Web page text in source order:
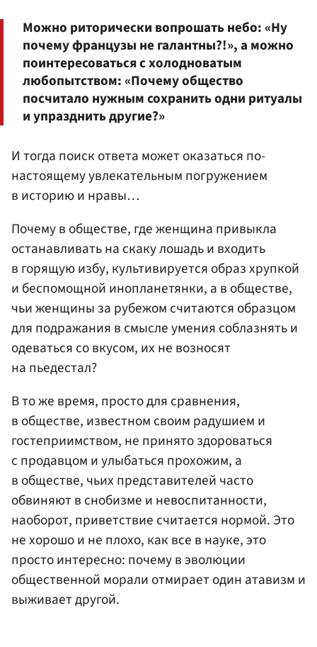
Можно риторически вопрошать небо: «Ну
почему французы не галантны?!», а можно
поинтересоваться с холодноватым
любопытством: «Почему общество
посчитало нужным сохранить одни ритуалы
и упразднить другие?»
И тогда поиск ответа может оказаться по-
настоящему увлекательным погружением
в историю и нравы…
Почему в обществе, где женщина привыкла
останавливать на скаку лошадь и входить
в горящую избу, культивируется образ хрупкой
и беспомощной инопланетянки, а в обществе,
чьи женщины за рубежом считаются образцом
для подражания в смысле умения соблазнять и
одеваться со вкусом, их не возносят
на пьедестал?
В то же время, просто для сравнения,
в обществе, известном своим радушием и
гостеприимством, не принято здороваться
с продавцом и улыбаться прохожим, а
в обществе, чьих представителей часто
обвиняют в снобизме и невоспитанности,
наоборот, приветствие считается нормой. Это
не хорошо и не плохо, как все в науке, это
просто интересно: почему в эволюции
общественной морали отмирает один атавизм и
выживает другой.